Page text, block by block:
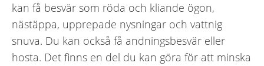
kan få besvär som röda och kliande ögon,
nästäppa, upprepade nysningar och vattnig
snuva. Du kan också få andningsbesvär eller
hosta. Det finns en del du kan göra för att minska